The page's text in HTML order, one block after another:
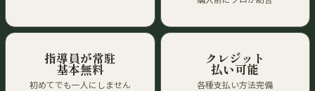
指導員が常駐
基本無料
初めてでも一人にしません
クレジット
払い可能
各種支払い方法完備